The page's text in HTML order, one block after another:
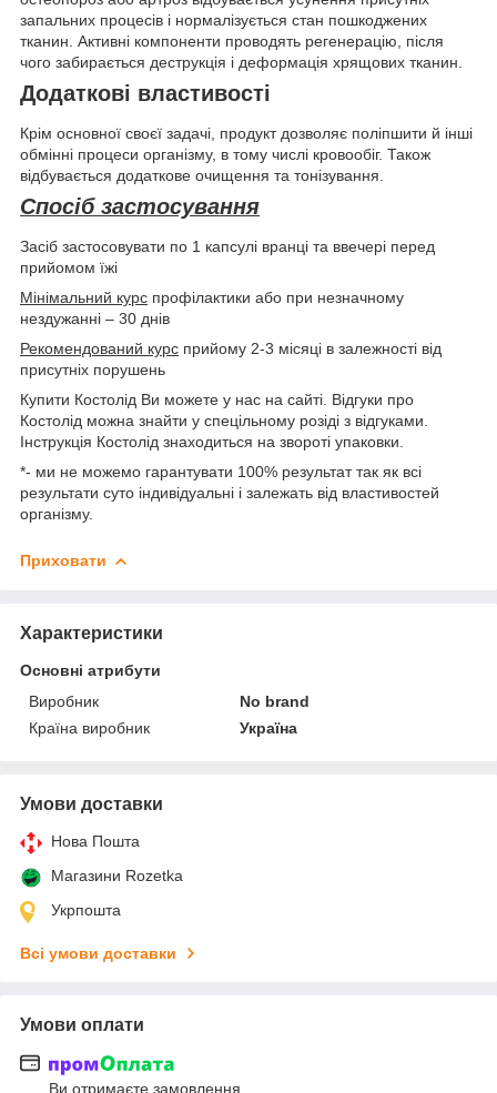
запальних процесів і нормалізується стан пошкоджених
тканин. Активні компоненти проводять регенерацію, після
чого забирається деструкція і деформація хрящових тканин.
Додаткові властивості
Крім основної своєї задачі, продукт дозволяє поліпшити й інші
обмінні процеси організму, в тому числі кровообіг. Також
відбувається додаткове очищення та тонізування.
Спосіб застосування
Засіб застосовувати по 1 капсулі вранці та ввечері перед
прийомом їжі
Мінімальний курс профілактики або при незначному
нездужанні – 30 днів
Рекомендований курс прийому 2-3 місяці в залежності від
присутніх порушень
Купити Костолід Ви можете у нас на сайті. Відгуки про
Костолід можна знайти у спецільному розіді з відгуками.
Інструкція Костолід знаходиться на звороті упаковки.
*- ми не можемо гарантувати 100% результат так як всі
результати суто індивідуальні і залежать від властивостей
організму.
Приховати
Характеристики
Основні атрибути
Виробник
No brand
Країна виробник
Україна
Умови доставки
Нова Пошта
Магазини Rozetka
Укрпошта
Всі умови доставки
Умови оплати
Ви отримаєте замовлення